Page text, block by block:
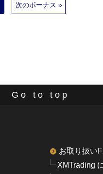
次のボーナス »
Go to top
お取り扱い
XMTrading (